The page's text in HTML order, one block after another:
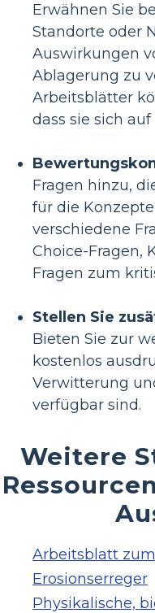
Erwähnen Sie
Standorte oder
Auswirkungen
Ablagerung zu
Arbeitsblätter
dass sie sich
Fragen hinzu,
für die
verschiedene
Choice-Fragen,
Fragen zum
Stellen Sie
Bieten Sie zur
kostenlos
Verwitterung
verfügbar sind.
Weitere
Arbeitsblatt
Erosionserreger
Physikalische,